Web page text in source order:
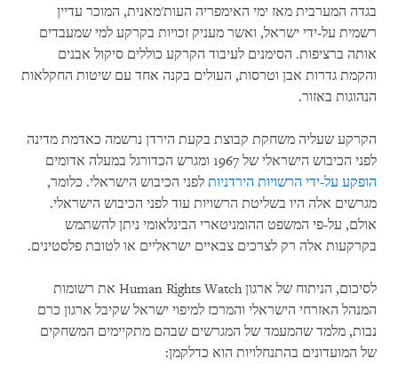
בגדה המערבית מאז ימי האימפריה העות'מאנית, המוכר עדיין
רשמית על-ידי ישראל, ואשר מעניק זכויות בקרקע למי שמעבדים
אותה ברציפות. הסימנים לעיבוד הקרקע כוללים סיקול אבנים
והקמת גדרות אבן וטרסות, העולים בקנה אחד עם שיטות החקלאות
הנהוגות באזור.
הקרקע שעליה משחקת קבוצת בקעת הירדן נרשמה כאדמת מדינה
לפני הכיבוש הישראלי של 1967 ומגרש הכדורגל במעלה אדומים
הופקע על-ידי הרשויות הירדניות לפני הכיבוש הישראלי. כלומר,
מגרשים אלה היו בשליטת הרשויות עוד לפני הכיבוש הישראלי.
אולם, על-פי המשפט ההומניטארי הבינלאומי ניתן להשתמש
בקרקעות אלה רק לצרכים צבאיים ישראליים או לטובת פלסטינים.
לסיכום, הניתוח של ארגון Human Rights Watch את רשומות
המנהל האזרחי הישראלי והמרכז למיפוי ישראל שקיבל ארגון כרם
נבות, מלמד שהמעמד של המגרשים שבהם מתקיימים המשחקים
של המועדונים בהתנחלויות הוא כדלקמן: